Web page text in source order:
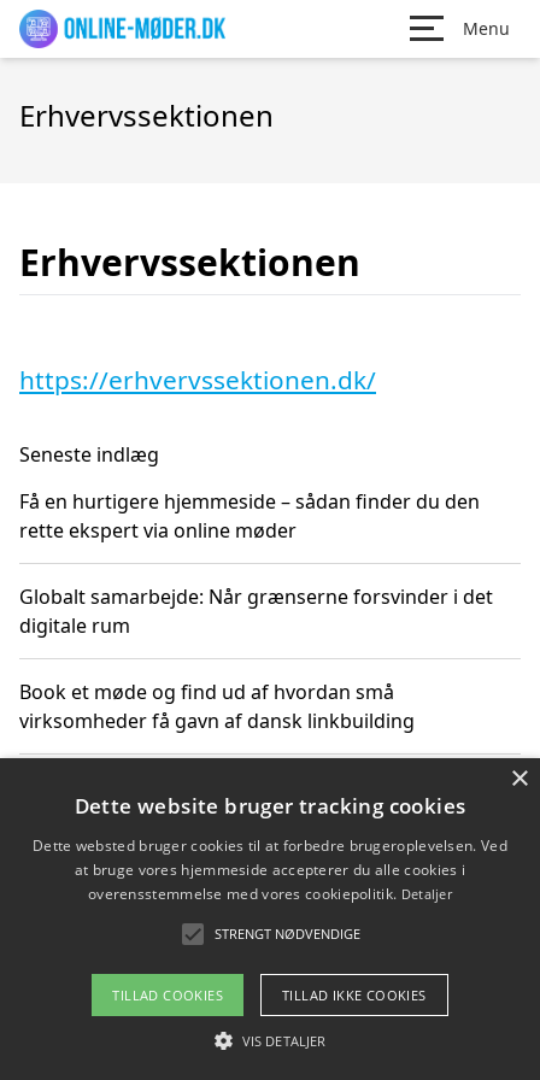
Menu
Erhvervssektionen
Erhvervssektionen
https://erhvervssektionen.dk/
Seneste indlæg
Få en hurtigere hjemmeside – sådan finder du den
rette ekspert via online møder
Globalt samarbejde: Når grænserne forsvinder i det
digitale rum
Book et møde og find ud af hvordan små
virksomheder få gavn af dansk linkbuilding
får du indgår et samarbejde
Hold et møde med en WordPress ekspert og vælg den
mest professionelle til at vedligeholde din løsning
Copyright 2026 - Pilanto Aps
Om / kontakt
×
Dette website bruger tracking cookies
Dette websted bruger cookies til at forbedre brugeroplevelsen. Ved
at bruge vores hjemmeside accepterer du alle cookies i
overensstemmelse med vores cookiepolitik. Detaljer
STRENGT NØDVENDIGE
TILLAD COOKIES TILLAD IKKE COOKIES
VIS DETALJER